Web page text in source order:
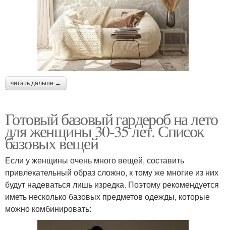
читать дальше →
Готовый базовый гардероб на лето
для женщины 30-35 лет. Список
базовых вещей
Если у женщины очень много вещей, составить
привлекательный образ сложно, к тому же многие из них
будут надеваться лишь изредка. Поэтому рекомендуется
иметь несколько базовых предметов одежды, которые
можно комбинировать: